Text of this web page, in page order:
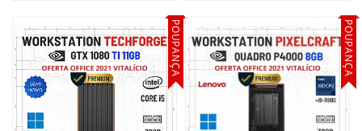
para que possa ..
para qu..
POUPANÇA POUPANÇA